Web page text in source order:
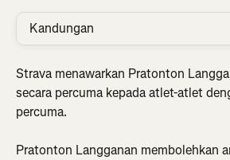
Kandungan
Strava menawarkan Pratonton
secara percuma kepada atlet-atlet
percuma.
Pratonton Langganan membolehkan